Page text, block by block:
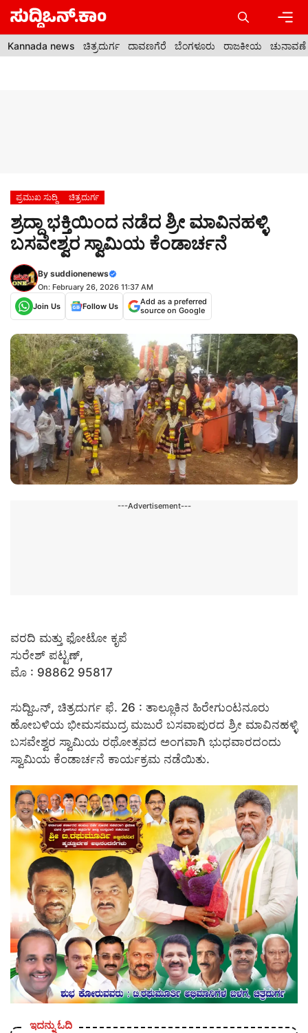
Skip
content
Kannada news ಚಿತ್ರದುರ್ಗ ದಾವಣಗೆರೆ ಬೆಂಗಳೂರು ರಾಜಕೀಯ ಚುನಾವಣೆ
ಪ್ರಮುಖ ಸುದ್ದಿ ಚಿತ್ರದುರ್ಗ
ಶ್ರದ್ದಾ ಭಕ್ತಿಯಿಂದ ನಡೆದ ಶ್ರೀ ಮಾವಿನಹಳ್ಳಿ
ಬಸವೇಶ್ವರ ಸ್ವಾಮಿಯ ಕೆಂಡಾರ್ಚನೆ
By suddionenews
On: February 26, 2026 11:37 AM
Join Us
Follow Us
Add as a preferred
source on Google
---Advertisement---
ವರದಿ ಮತ್ತು ಫೋಟೋ ಕೃಪೆ
ಸುರೇಶ್ ಪಟ್ಟಣ್,
ಮೊ : 98862 95817
ಸುದ್ದಿಒನ್, ಚಿತ್ರದುರ್ಗ ಫೆ. 26 : ತಾಲ್ಲೂಕಿನ ಹಿರೇಗುಂಟನೂರು
ಹೋಬಳಿಯ ಭೀಮಸಮುದ್ರ ಮಜುರೆ ಬಸವಾಪುರದ ಶ್ರೀ ಮಾವಿನಹಳ್ಳಿ
ಬಸವೇಶ್ವರ ಸ್ವಾಮಿಯ ರಥೋತ್ಸವದ ಅಂಗವಾಗಿ ಭುಧವಾರದಂದು
ಸ್ವಾಮಿಯ ಕೆಂಡಾರ್ಚನೆ ಕಾರ್ಯಕ್ರಮ ನಡೆಯಿತು.
ಇದನ್ನು ಓದಿ